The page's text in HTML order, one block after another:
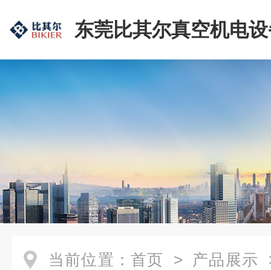
东莞比其尔真空机电
公司
当前位置： 首页 > 产品展示